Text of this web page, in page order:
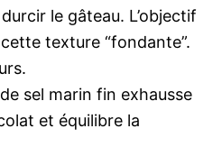
le gâteau. L’objectif
texture “fondante”.
sel marin fin exhausse
et équilibre la